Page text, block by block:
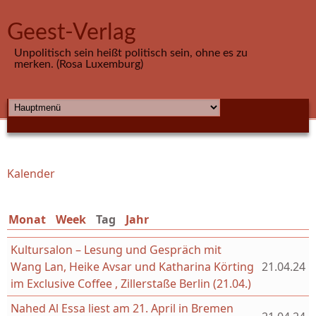
Geest-Verlag
Unpolitisch sein heißt politisch sein, ohne es zu
merken. (Rosa Luxemburg)
HAUPTMENÜ
Sie sind hier
Kalender
Monat Week Tag (aktiver Reiter)
Jahr
Kultursalon – Lesung und Gespräch mit
Wang Lan, Heike Avsar und Katharina Körting
im Exclusive Coffee , Zillerstaße Berlin (21.04.)
21.04.24
Nahed Al Essa liest am 21. April in Bremen